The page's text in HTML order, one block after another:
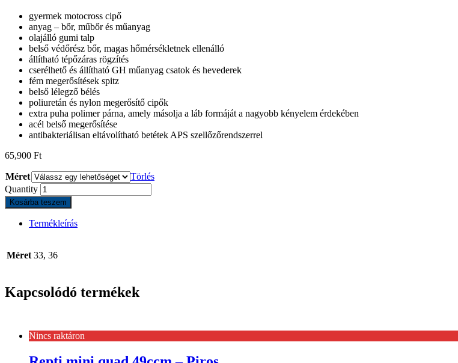
gyermek motocross cipő
anyag – bőr, műbőr és műanyag
olajálló gumi talp
belső védőrész bőr, magas hőmérsékletnek ellenálló
állítható tépőzáras rögzítés
cserélhető és állítható GH műanyag csatok és hevederek
fém megerősítések spitz
belső lélegző bélés
poliuretán és nylon megerősítő cipők
extra puha polimer párna, amely másolja a láb formáját a nagyobb kényelem érdekében
acél belső megerősítése
antibakteriálisan eltávolítható betétek APS szellőzőrendszerrel
65,900 Ft
Méret
Törlés
Quantity
Kosárba teszem
Termékleírás
Méret 33, 36
Kapcsolódó termékek
Nincs raktáron